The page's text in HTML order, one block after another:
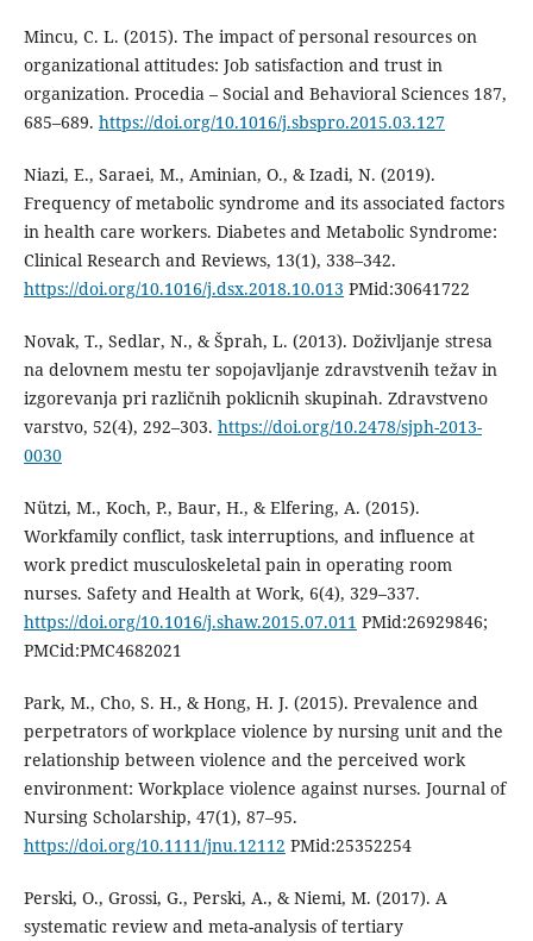
Mincu, C. L. (2015). The impact of personal resources on
organizational attitudes: Job satisfaction and trust in
organization. Procedia – Social and Behavioral Sciences 187,
685–689. https://doi.org/10.1016/j.sbspro.2015.03.127
Niazi, E., Saraei, M., Aminian, O., & Izadi, N. (2019).
Frequency of metabolic syndrome and its associated factors
in health care workers. Diabetes and Metabolic Syndrome:
Clinical Research and Reviews, 13(1), 338–342.
https://doi.org/10.1016/j.dsx.2018.10.013 PMid:30641722
Novak, T., Sedlar, N., & Šprah, L. (2013). Doživljanje stresa
na delovnem mestu ter sopojavljanje zdravstvenih težav in
izgorevanja pri različnih poklicnih skupinah. Zdravstveno
varstvo, 52(4), 292–303. https://doi.org/10.2478/sjph-2013-
0030
Nützi, M., Koch, P., Baur, H., & Elfering, A. (2015).
Workfamily conflict, task interruptions, and influence at
work predict musculoskeletal pain in operating room
nurses. Safety and Health at Work, 6(4), 329–337.
https://doi.org/10.1016/j.shaw.2015.07.011 PMid:26929846;
PMCid:PMC4682021
Park, M., Cho, S. H., & Hong, H. J. (2015). Prevalence and
perpetrators of workplace violence by nursing unit and the
relationship between violence and the perceived work
environment: Workplace violence against nurses. Journal of
Nursing Scholarship, 47(1), 87–95.
https://doi.org/10.1111/jnu.12112 PMid:25352254
Perski, O., Grossi, G., Perski, A., & Niemi, M. (2017). A
systematic review and meta-analysis of tertiary